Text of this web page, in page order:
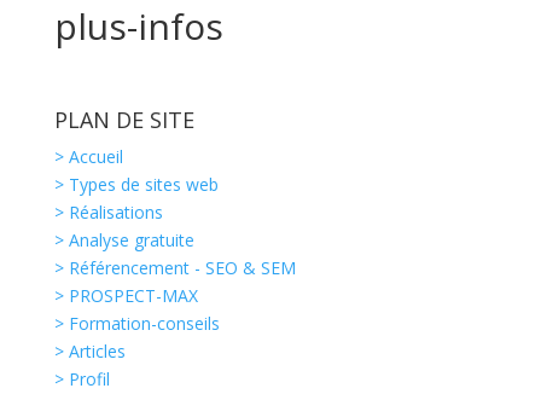
plus-infos
PLAN DE SITE
> Accueil
> Types de sites web
> Réalisations
> Analyse gratuite
> Référencement - SEO & SEM
> PROSPECT-MAX
> Formation-conseils
> Articles
> Profil